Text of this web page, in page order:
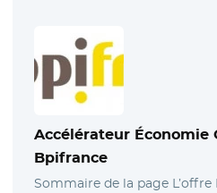
Accélérateur Économie
Bpifrance
Sommaire de la page L’offre